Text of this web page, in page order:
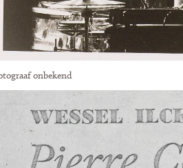
onbekend